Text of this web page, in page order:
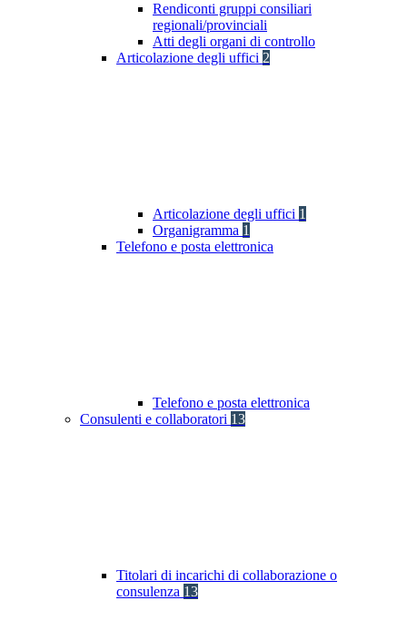
Rendiconti gruppi consiliari
regionali/provinciali
Atti degli organi di controllo
Articolazione degli uffici 2
Articolazione degli uffici 1
Organigramma 1
Telefono e posta elettronica
Telefono e posta elettronica
Consulenti e collaboratori 13
Titolari di incarichi di collaborazione o
consulenza 13